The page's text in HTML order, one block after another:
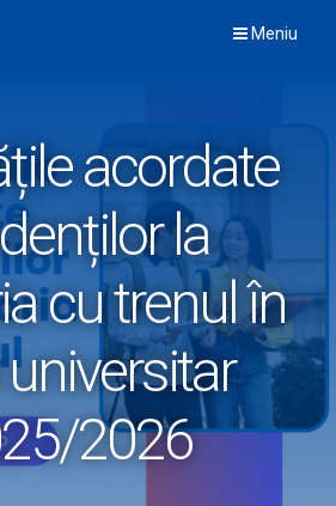
Meniu
acordate
la
cu trenul în
2026